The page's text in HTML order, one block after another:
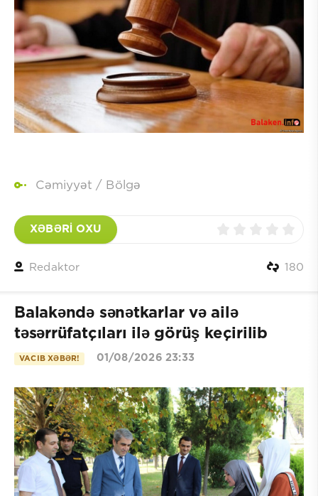
Cəmiyyət / Bölgə
XƏBƏRİ OXU
Redaktor 180
Balakəndə sənətkarlar və ailə
təsərrüfatçıları ilə görüş keçirilib
VACIB XƏBƏR! 01/08/2026 23:33